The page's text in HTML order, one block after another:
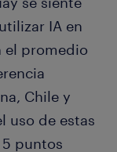
IA en
el promedio
Chile y
uso de estas
puntos